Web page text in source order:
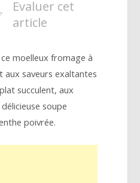
Evaluer cet
article
moelleux fromage à
saveurs exaltantes
succulent, aux
soupe
poivrée.